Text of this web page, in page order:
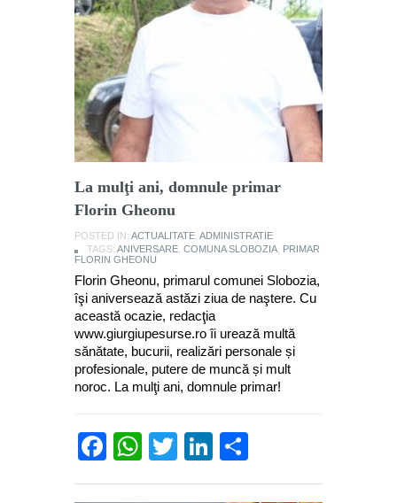
La mulţi ani, domnule primar
Florin Gheonu
POSTED IN: ACTUALITATE ADMINISTRATIE
TAGS: ANIVERSARE COMUNA SLOBOZIA
PRIMAR
FLORIN GHEONU
Florin Gheonu, primarul comunei Slobozia,
îşi aniversează astăzi ziua de naştere. Cu
această ocazie, redacţia
www.giurgiupesurse.ro îi urează multă
sănătate, bucurii, realizări personale și
profesionale, putere de muncă și mult
noroc. La mulţi ani, domnule primar!
Facebook
WhatsApp
TwitterLinkedIn